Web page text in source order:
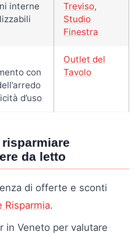
interne
Treviso,
Studio
Finestra
con
d’uso
Outlet del
Tavolo
da letto
di offerte e sconti
Risparmia.
in Veneto per valutare